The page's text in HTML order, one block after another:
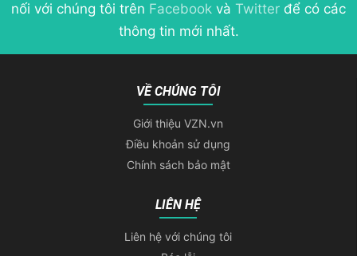
nối với chúng tôi trên Facebook và Twitter để có các
thông tin mới nhất.
VỀ CHÚNG TÔI
Giới thiệu VZN.vn
Điều khoản sử dụng
Chính sách bảo mật
LIÊN HỆ
Liên hệ với chúng tôi